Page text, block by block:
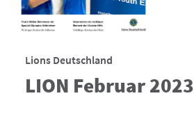
Lions Deutschland
LION Februar 2023